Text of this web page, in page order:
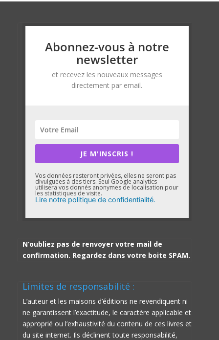
Abonnez-vous à notre
newsletter
et recevez les nouveaux messages
directement par email.
JE M'INSCRIS !
Vos données resteront privées, elles ne seront pas
divulguées à des tiers. Seul Google analytics
utilisera vos donnés anonymes de localisation pour
les statistiques de visite.
Lire notre politique de confidentialité.
N’oubliez pas de renvoyer votre mail de
confirmation. Regardez dans votre boite SPAM.
Limites de responsabilité :
L’auteur et les maisons d’éditions ne revendiquent ni
ne garantissent l’exactitude, le caractère applicable et
approprié ou l’exhaustivité du contenu de ces livres et
du site internet. Ils déclinent toute responsabilité,